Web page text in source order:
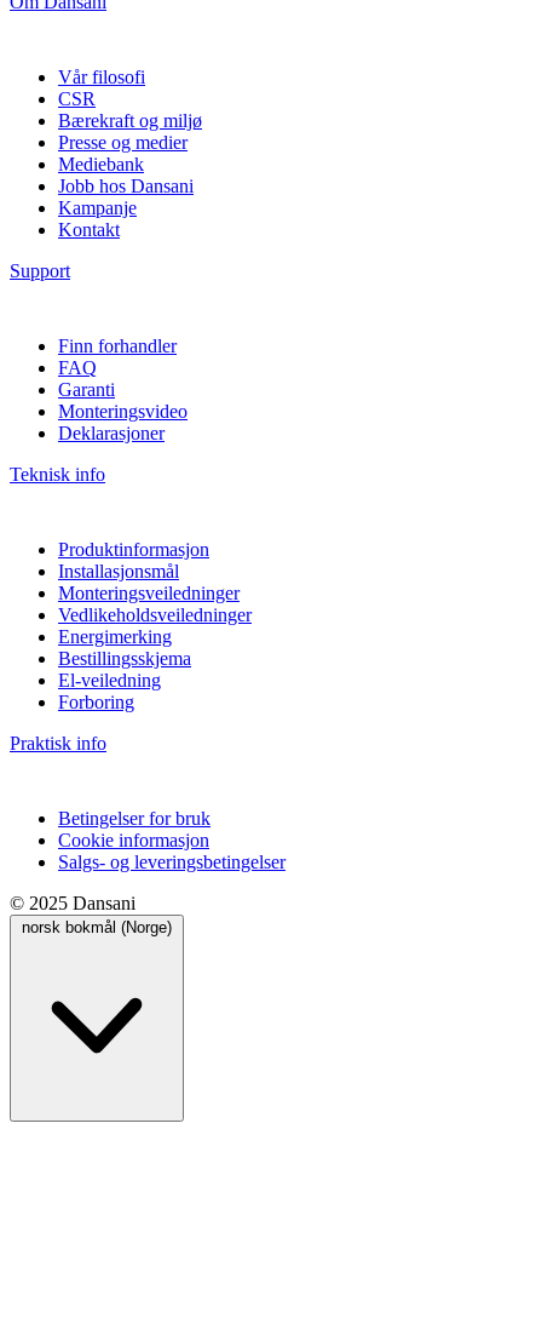
Vår filosofi
CSR
Bærekraft og miljø
Presse og medier
Mediebank
Jobb hos Dansani
Kampanje
Kontakt
Support
Finn forhandler
FAQ
Garanti
Monteringsvideo
Deklarasjoner
Teknisk info
Produktinformasjon
Installasjonsmål
Monteringsveiledninger
Vedlikeholdsveiledninger
Energimerking
Bestillingsskjema
El-veiledning
Forboring
Praktisk info
Betingelser for bruk
Cookie informasjon
Salgs- og leveringsbetingelser
© 2025 Dansani
norsk bokmål (Norge)